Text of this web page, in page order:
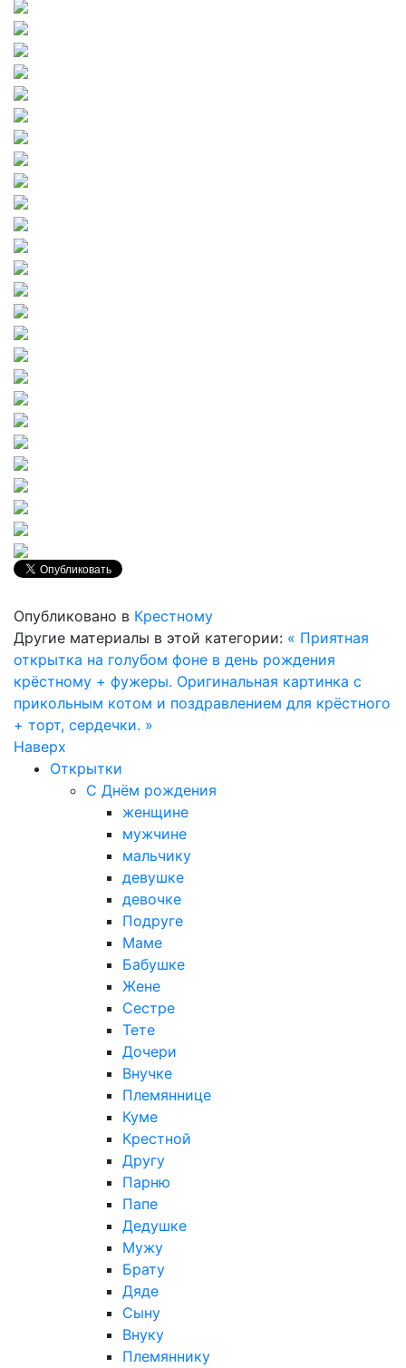
Опубликовано в Крестному
Другие материалы в этой категории: « Приятная
открытка на голубом фоне в день рождения
крёстному + фужеры. Оригинальная картинка с
прикольным котом и поздравлением для крёстного
+ торт, сердечки. »
Наверх
Открытки
С Днём рождения
женщине
мужчине
мальчику
девушке
девочке
Подруге
Маме
Бабушке
Жене
Сестре
Тете
Дочери
Внучке
Племяннице
Куме
Крестной
Другу
Парню
Папе
Дедушке
Мужу
Брату
Дяде
Сыну
Внуку
Племяннику